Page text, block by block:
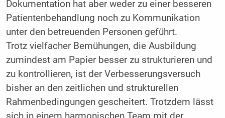
Dokumentation hat aber weder zu einer besseren
Patientenbehandlung noch zu Kommunikation
unter den betreuenden Personen geführt.
Trotz vielfacher Bemühungen, die Ausbildung
zumindest am Papier besser zu strukturieren und
zu kontrollieren, ist der Verbesserungsversuch
bisher an den zeitlichen und strukturellen
Rahmenbedingungen gescheitert. Trotzdem lässt